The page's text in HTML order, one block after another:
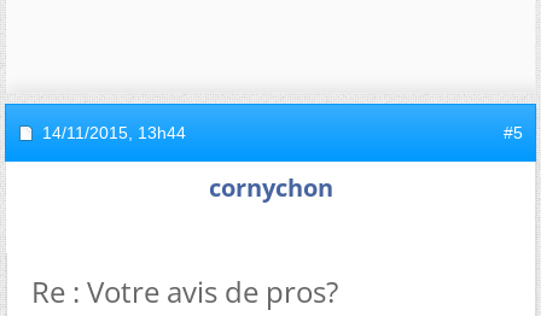
14/11/2015, 13h44 #5
cornychon
Re : Votre avis de pros?